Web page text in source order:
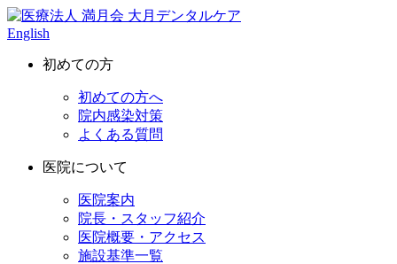
English
初めての方
初めての方へ
院内感染対策
よくある質問
医院について
医院案内
院長・スタッフ紹介
医院概要・アクセス
施設基準一覧